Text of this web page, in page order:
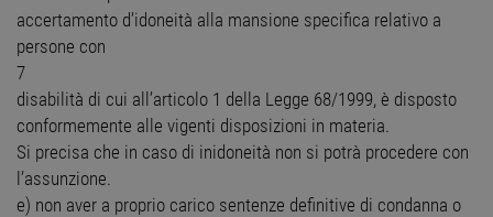
accertamento d’idoneità alla mansione specifica relativo a
persone con
7
disabilità di cui all’articolo 1 della Legge 68/1999, è disposto
conformemente alle vigenti disposizioni in materia.
Si precisa che in caso di inidoneità non si potrà procedere con
l’assunzione.
e) non aver a proprio carico sentenze definitive di condanna o